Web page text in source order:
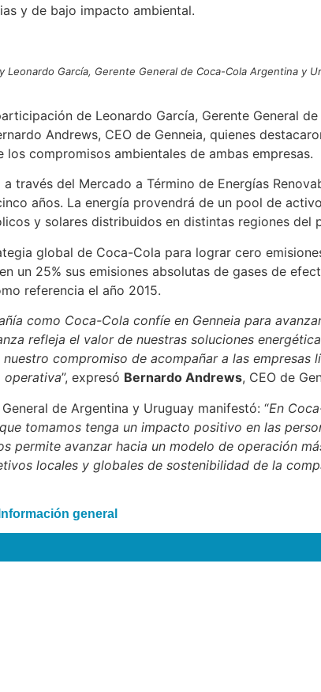
y de bajo impacto ambiental.
Leonardo García, Gerente General de Coca-Cola Argentina y
de Leonardo García, Gerente General
Andrews, CEO de Genneia, quienes
compromisos ambientales de ambas empresas.
través del Mercado a Término de Energías
años. La energía provendrá de un pool de
y solares distribuidos en distintas regiones del
global de Coca-Cola para lograr cero
un 25% sus emisiones absolutas de gases de
referencia el año 2015.
como Coca-Cola confíe en Genneia para
refleja el valor de nuestras soluciones
compromiso de acompañar a las empresas
operativa”, expresó Bernardo Andrews, CEO de
de Argentina y Uruguay manifestó: “En
tomamos tenga un impacto positivo en las
permite avanzar hacia un modelo de operación
locales y globales de sostenibilidad de la
Información general